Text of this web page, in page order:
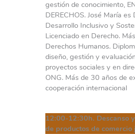
gestión de conocimiento,
DERECHOS. José María es
Desarrollo Inclusivo y
Licenciado en Derecho.
Derechos Humanos.
diseño, gestión y
proyectos sociales y en
ONG. Más de 30 años de
cooperación internacional
12:00-12:30h. Descanso
de productos de comercio